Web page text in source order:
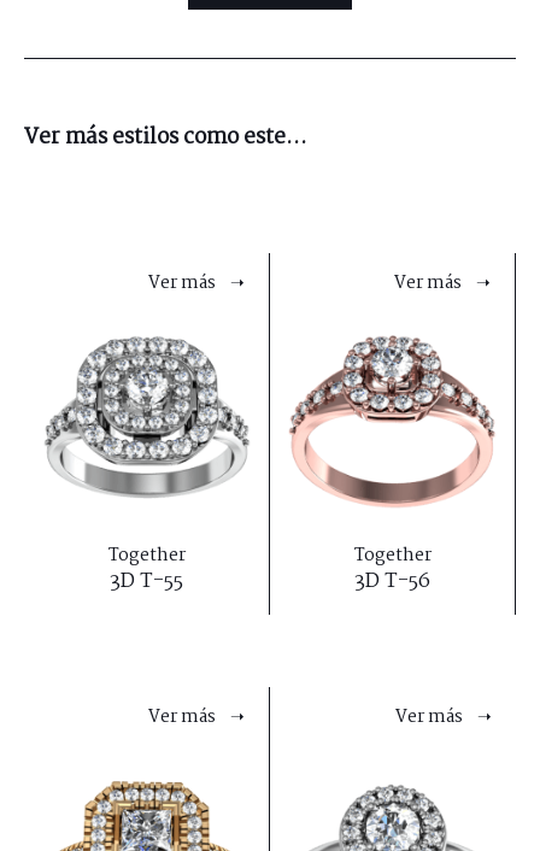
Ver más estilos como este...
Ver más ➝
Together
3D T-55
Ver más ➝
Together
3D T-56
Ver más ➝ Ver más ➝